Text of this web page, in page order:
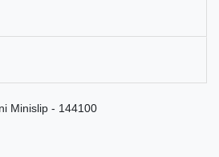
Minislip - 144100